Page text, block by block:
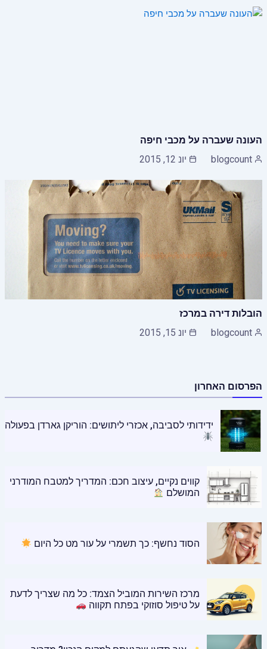
העונה שעברה על מכבי חיפה
blogcount יונ 12, 2015
הובלות דירה במרכז
blogcount יונ 15, 2015
הפרסום האחרון
ידידותי לסביבה, אכזרי ליתושים: הוריקן גארדן בפעולה
קווים נקיים, עיצוב חכם: המדריך למטבח המודרני
המושלם
הסוד נחשף: כך תשמרי על עור מט כל היום
מרכז השירות המוביל הצמד: כל מה שצריך לדעת
על טיפול סוזוקי בפתח תקווה